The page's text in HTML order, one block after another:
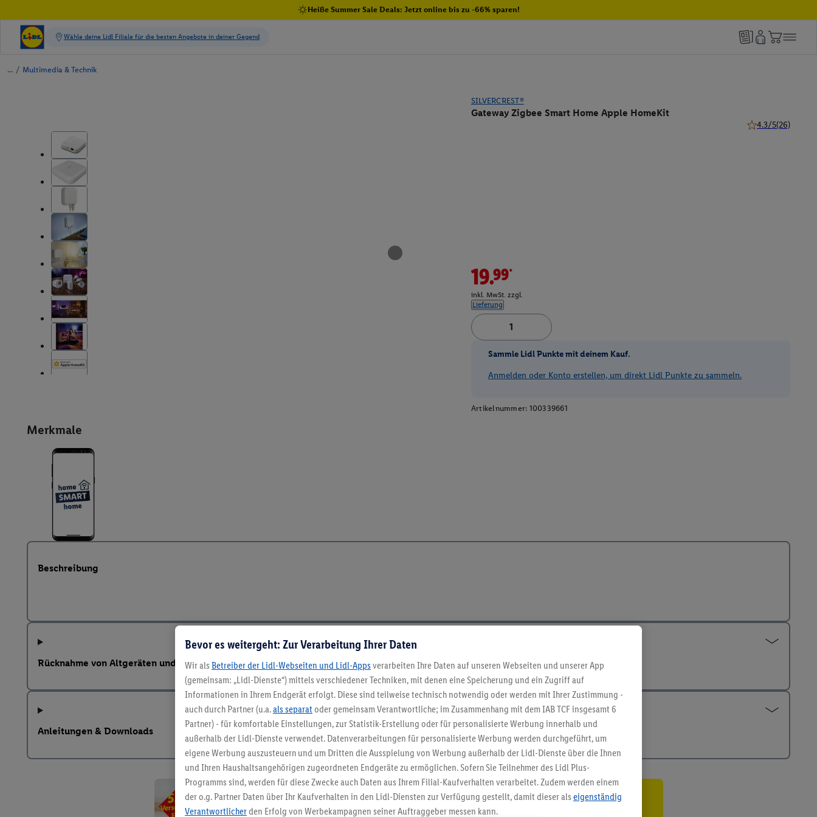
Heiße Summer Sale Deals: Jetzt online bis zu -66% sparen!
/ Multimedia & Technik
SILVERCREST®
Gateway Zigbee Smart Home Apple HomeKit
4.3/5(26)
Merkmale
19.99*
inkl. MwSt. zzgl.
Lieferung
Sammle Lidl Punkte mit deinem Kauf.
Anmelden oder Konto erstellen, um direkt Lidl Punkte zu sammeln.
Artikelnummer: 100339661
Beschreibung
Rücknahme von Altgeräten und weitere Hinweise nach ElektroG und BattVO-BattDG
Anleitungen & Downloads
5.95 € Versand sparen³²ᵃ
Bevor es weitergeht: Zur Verarbeitung Ihrer Daten
Wir als Betreiber der Lidl-Webseiten und Lidl-Apps verarbeiten Ihre Daten auf unseren Webseiten und unserer App
(gemeinsam: „Lidl-Dienste“) mittels verschiedener Techniken, mit denen eine Speicherung und ein Zugriff auf
Informationen in Ihrem Endgerät erfolgt. Diese sind teilweise technisch notwendig oder werden mit Ihrer Zustimmung -
auch durch Partner (u.a.als separat oder gemeinsam Verantwortliche; im Zusammenhang mit dem IAB TCF insgesamt 6
Partner) - für komfortable Einstellungen, zur Statistik-Erstellung oder für personalisierte Werbung innerhalb und
außerhalb der Lidl-Dienste verwendet. Datenverarbeitungen für personalisierte Werbung werden durchgeführt, um
eigene Werbung auszusteuern und um Dritten die Ausspielung von Werbung außerhalb der Lidl-Dienste über die Ihnen
und Ihren Haushaltsangehörigen zugeordneten Endgeräte zu ermöglichen. Sofern Sie Teilnehmer des Lidl Plus-
Programms sind, werden für diese Zwecke auch Daten aus Ihrem Filial-Kaufverhalten verarbeitet. Zudem werden einem
der o.g. Partner Daten über Ihr Kaufverhalten in den Lidl-Diensten zur Verfügung gestellt, damit dieser als eigenständig
Verantwortlicherden Erfolg von Werbekampagnen seiner Auftraggeber messen kann.